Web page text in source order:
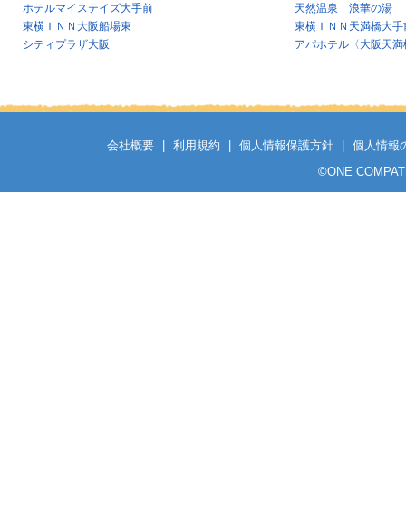
ホテルマイステイズ大手前
天然温泉 浪華の湯
東横ＩＮＮ大阪船場東
東横ＩＮＮ天満橋大手
シティプラザ大阪
アパホテル〈大阪天
会社概要 利用規約 個人情報保護方針
個人情報
©ONE